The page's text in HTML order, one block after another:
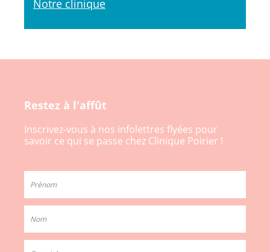
Notre clinique
Restez à l'affût
Inscrivez-vous à nos infolettres flyées pour
savoir ce qui se passe chez Clinique Poirier !